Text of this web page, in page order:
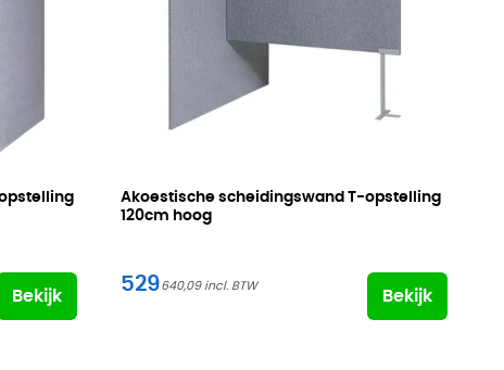
Bekijk
Akoestische scheidingswand T-opstelling
120cm hoog
529640,09
Bekijk